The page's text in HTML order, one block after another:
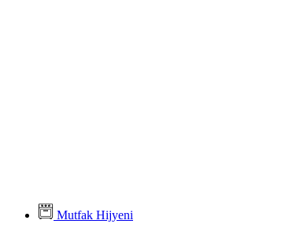
Mutfak Hijyeni